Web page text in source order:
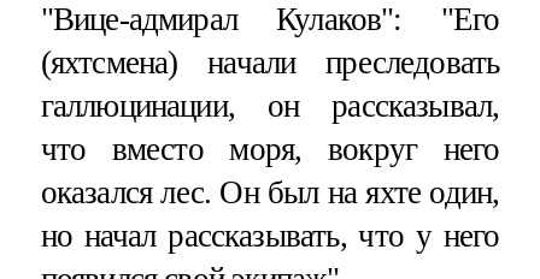
"Вице-адмирал Кулаков": "Его
(яхтсмена) начали преследовать
галлюцинации, он рассказывал,
что вместо моря, вокруг него
оказался лес. Он был на яхте один,
но начал рассказывать, что у него